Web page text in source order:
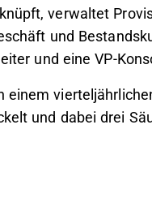
verwaltet
und
und eine VP-
einem
und dabei drei